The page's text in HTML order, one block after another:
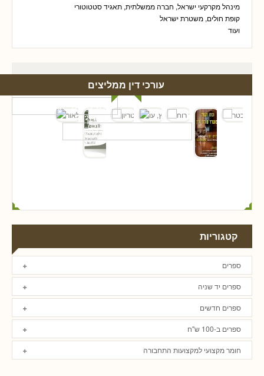
מינהל מקרקעי ישראל, חברה ממשלתית, תאגיד סטטוטורי
קופת חולים, משטרת ישראל
ועוד
עורכי דין ממליצים
קטגוריות
ספרים
ספרים יד שניה
ספרים חדשים
ספרים ב-100 ש"ח
חומר מקצועי למקצועות התחבורה